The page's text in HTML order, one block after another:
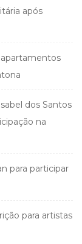
após
dos Santos
na
para participar
para artistas